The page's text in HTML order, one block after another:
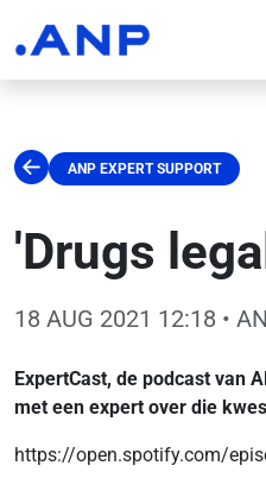
ANP EXPERT SUPPORT
'Drugs
18 AUG 2021 12:18 •
ExpertCast, de podcast van
met een expert over die
https://open.spotify.com/